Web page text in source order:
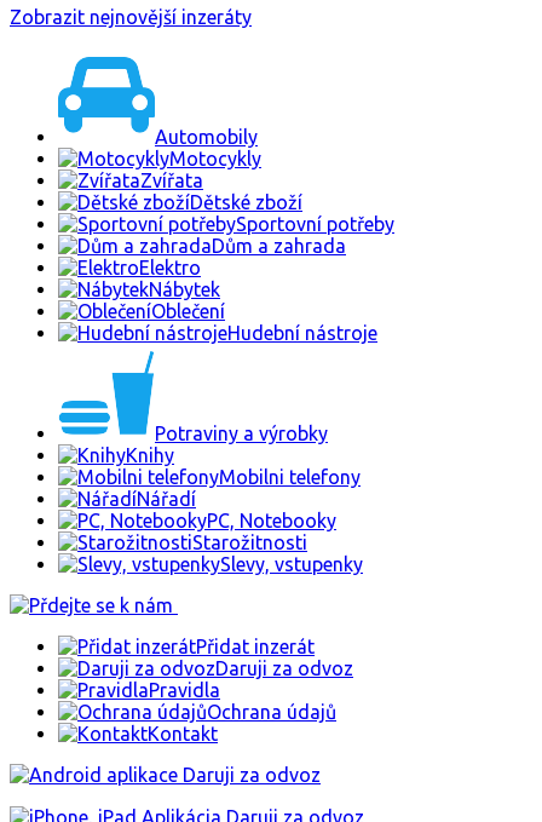
Zobrazit nejnovější inzeráty
Automobily
Motocykly
Zvířata
Dětské zboží
Sportovní potřeby
Dům a zahrada
Elektro
Nábytek
Oblečení
Hudební nástroje
Potraviny a výrobky
Knihy
Mobilni telefony
Nářadí
PC, Notebooky
Starožitnosti
Slevy, vstupenky
Přidat inzerát
Daruji za odvoz
Pravidla
Ochrana údajů
Kontakt